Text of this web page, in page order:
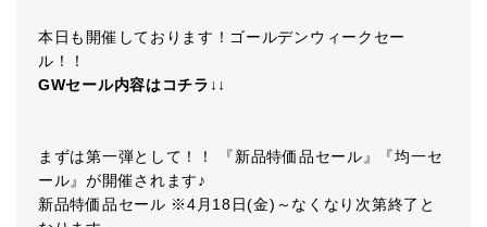
本日も開催しております！ゴールデンウィークセー
ル！！
GWセール内容はコチラ ↓↓
まずは第一弾として！！ 『新品特価品セール』『均一セ
ール』が開催されます♪
新品特価品セール ※4月18日(金)～なくなり次第終了と